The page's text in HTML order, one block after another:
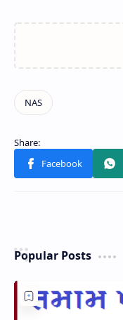
Popular Posts